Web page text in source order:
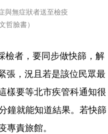
與無症狀者送至檢疫
哲臉書）
檢者，要同步做快篩，解
張，況且若是該位民眾最
樣要等北市疾管科通知很
鐘就能知道結果。若快篩
責旅館。